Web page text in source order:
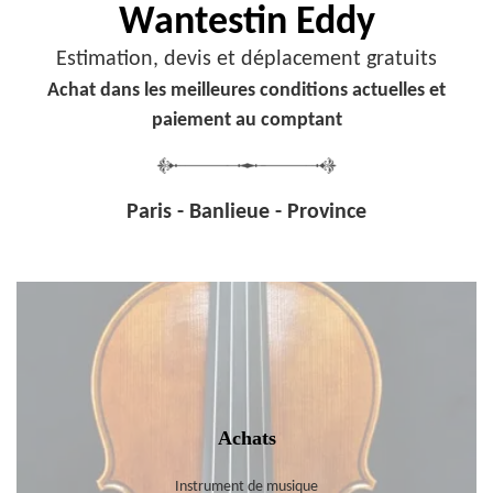
Wantestin Eddy
Estimation, devis et déplacement gratuits
Achat dans les meilleures conditions actuelles et
paiement au comptant
Paris - Banlieue - Province
Achats
Instrument de musique